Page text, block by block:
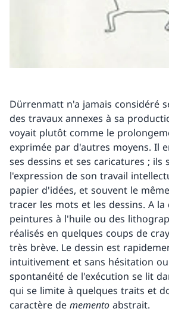
Dürrenmatt n'a jamais considéré
des travaux annexes à sa
voyait plutôt comme le
exprimée par d'autres moyens. Il
ses dessins et ses caricatures ; ils
l'expression de son travail
papier d'idées, et souvent le
tracer les mots et les dessins. A la
peintures à l'huile ou des
réalisés en quelques coups de
très brève. Le dessin est
intuitivement et sans hésitation
spontanéité de l'exécution se lit
qui se limite à quelques traits et
caractère de memento abstrait.